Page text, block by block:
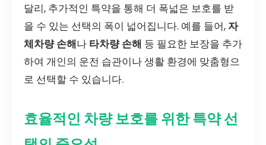
달리, 추가적인 특약을 통해 더 폭넓은 보호를 받
을 수 있는 선택의 폭이 넓어집니다. 예를 들어, 자
체차량 손해나 타차량 손해 등 필요한 보장을 추가
하여 개인의 운전 습관이나 생활 환경에 맞춤형으
로 선택할 수 있습니다.
효율적인 차량 보호를 위한 특약 선